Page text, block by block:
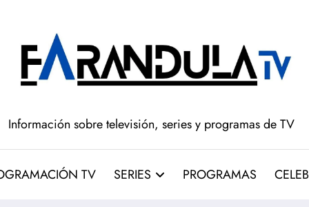
Información sobre televisión, series y programas de TV
TV SERIES PROGRAMAS